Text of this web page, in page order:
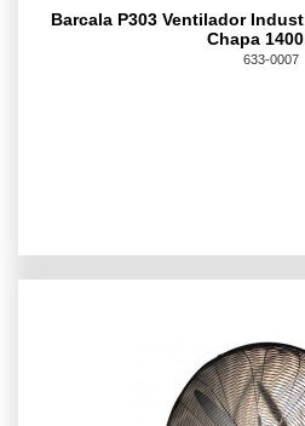
Barcala P303 Ventilador
Chapa
633-0007